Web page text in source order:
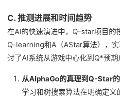
C. 推测进展和时间趋势
在AI的快速演进中，Q-star项目的
Q-learning和A（AStar算法），
讨了AI系统从游戏中心化到Q*预期
从AlphaGo的真理到Q-Star的
学习和树搜索算法在明确定